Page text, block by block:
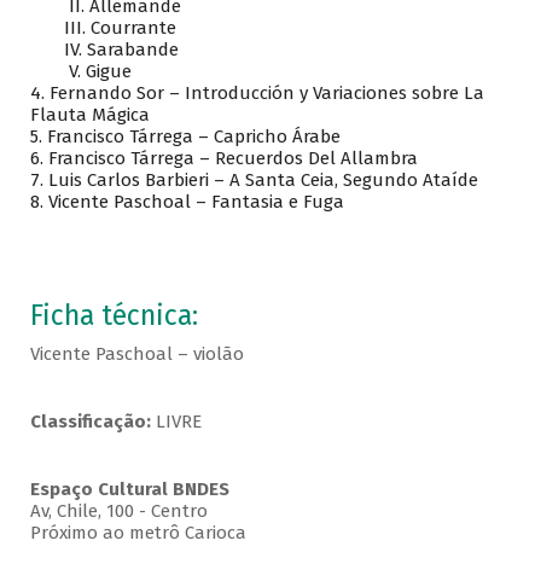
II. Allemande
III. Courrante
IV. Sarabande
V. Gigue
4. Fernando Sor – Introducción y Variaciones sobre La
Flauta Mágica
5. Francisco Tárrega – Capricho Árabe
6. Francisco Tárrega – Recuerdos Del Allambra
7. Luis Carlos Barbieri – A Santa Ceia, Segundo Ataíde
8. Vicente Paschoal – Fantasia e Fuga
Ficha técnica:
Vicente Paschoal – violão
Classificação:LIVRE
Espaço Cultural BNDES
Av, Chile, 100 - Centro
Próximo ao metrô Carioca